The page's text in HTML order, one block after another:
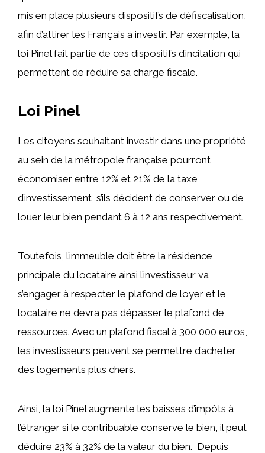
mis en place plusieurs dispositifs de défiscalisation,
afin d’attirer les Français à investir. Par exemple, la
loi Pinel fait partie de ces dispositifs d’incitation qui
permettent de réduire sa charge fiscale.
Loi Pinel
Les citoyens souhaitant investir dans une propriété
au sein de la métropole française pourront
économiser entre 12% et 21% de la taxe
d’investissement, s’ils décident de conserver ou de
louer leur bien pendant 6 à 12 ans respectivement.
Toutefois, l’immeuble doit être la résidence
principale du locataire ainsi l’investisseur va
s’engager à respecter le plafond de loyer et le
locataire ne devra pas dépasser le plafond de
ressources. Avec un plafond fiscal à 300 000 euros,
les investisseurs peuvent se permettre d’acheter
des logements plus chers.
Ainsi, la loi Pinel augmente les baisses d’impôts à
l’étranger si le contribuable conserve le bien, il peut
déduire 23% à 32% de la valeur du bien. Depuis